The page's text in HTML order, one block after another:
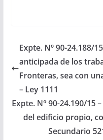
creación, y
construcción de un
Colegio Secundario
Rural en…
Expte. Nº 90-24.188/
anticipada de los
Fronteras, sea con
– Ley 1111
Expte. Nº 90-24.190/15
del edificio propio,
Secundario